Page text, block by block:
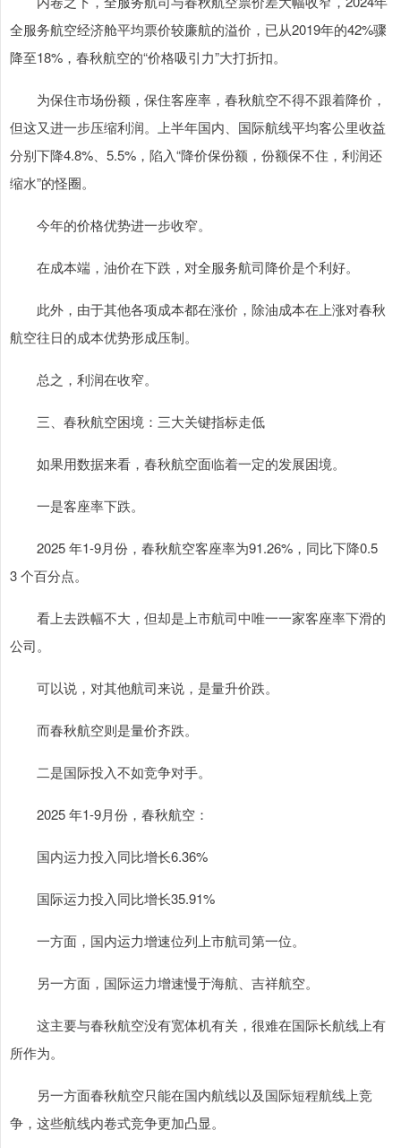
全服务航空经济舱平均票价较廉航的溢价，已从2019年的42%骤
降至18%，春秋航空的“价格吸引力”大打折扣。
为保住市场份额，保住客座率，春秋航空不得不跟着降价，
但这又进一步压缩利润。上半年国内、国际航线平均客公里收益
分别下降4.8%、5.5%，陷入“降价保份额，份额保不住，利润还
缩水”的怪圈。
今年的价格优势进一步收窄。
在成本端，油价在下跌，对全服务航司降价是个利好。
此外，由于其他各项成本都在涨价，除油成本在上涨对春秋
航空往日的成本优势形成压制。
总之，利润在收窄。
三、春秋航空困境：三大关键指标走低
如果用数据来看，春秋航空面临着一定的发展困境。
一是客座率下跌。
2025 年1-9月份，春秋航空客座率为91.26%，同比下降0.5
3 个百分点。
看上去跌幅不大，但却是上市航司中唯一一家客座率下滑的
公司。
可以说，对其他航司来说，是量升价跌。
而春秋航空则是量价齐跌。
二是国际投入不如竞争对手。
2025 年1-9月份，春秋航空：
国内运力投入同比增长6.36%
国际运力投入同比增长35.91%
一方面，国内运力增速位列上市航司第一位。
另一方面，国际运力增速慢于海航、吉祥航空。
这主要与春秋航空没有宽体机有关，很难在国际长航线上有
所作为。
另一方面春秋航空只能在国内航线以及国际短程航线上竞
争，这些航线内卷式竞争更加凸显。